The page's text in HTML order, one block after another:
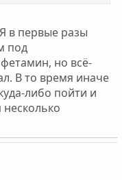
в первые разы
под
но всё-
В то время иначе
либо пойти и
несколько